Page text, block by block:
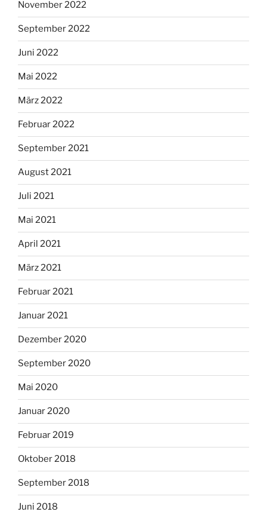
November 2022
September 2022
Juni 2022
Mai 2022
März 2022
Februar 2022
September 2021
August 2021
Juli 2021
Mai 2021
April 2021
März 2021
Februar 2021
Januar 2021
Dezember 2020
September 2020
Mai 2020
Januar 2020
Februar 2019
Oktober 2018
September 2018
Juni 2018